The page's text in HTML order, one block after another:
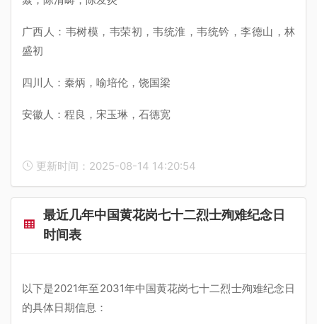
广西人：韦树模，韦荣初，韦统淮，韦统钤，李德山，林
盛初
四川人：秦炳，喻培伦，饶国梁
安徽人：程良，宋玉琳，石德宽
更新时间：2025-08-14 14:20:54
最近几年中国黄花岗七十二烈士殉难纪念日
时间表
以下是2021年至2031年中国黄花岗七十二烈士殉难纪念日
的具体日期信息：